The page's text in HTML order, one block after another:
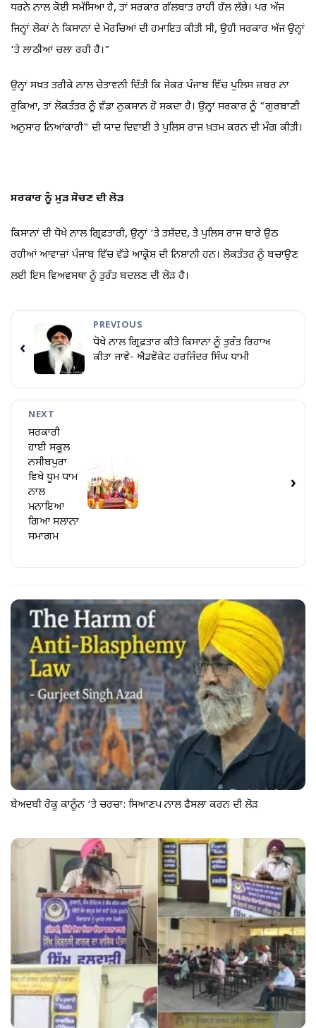
ਧਰਨੇ ਨਾਲ ਕੋਈ ਸਮੱਸਿਆ ਹੈ, ਤਾਂ ਸਰਕਾਰ ਗੱਲਬਾਤ ਰਾਹੀਂ ਹੱਲ ਲੱਭੇ। ਪਰ ਅੱਜ
ਜਿਨ੍ਹਾਂ ਲੋਕਾਂ ਨੇ ਕਿਸਾਨਾਂ ਦੇ ਮੋਰਚਿਆਂ ਦੀ ਹਮਾਇਤ ਕੀਤੀ ਸੀ, ਉਹੀ ਸਰਕਾਰ ਅੱਜ ਉਨ੍ਹਾਂ
'ਤੇ ਲਾਠੀਆਂ ਚਲਾ ਰਹੀ ਹੈ।"
ਉਨ੍ਹਾਂ ਸਖ਼ਤ ਤਰੀਕੇ ਨਾਲ ਚੇਤਾਵਨੀ ਦਿੱਤੀ ਕਿ ਜੇਕਰ ਪੰਜਾਬ ਵਿੱਚ ਪੁਲਿਸ ਜ਼ਬਰ ਨਾ
ਰੁਕਿਆ, ਤਾਂ ਲੋਕਤੰਤਰ ਨੂੰ ਵੱਡਾ ਨੁਕਸਾਨ ਹੋ ਸਕਦਾ ਹੈ। ਉਨ੍ਹਾਂ ਸਰਕਾਰ ਨੂੰ "ਗੁਰਬਾਣੀ
ਅਨੁਸਾਰ ਨਿਆਂਕਾਰੀ" ਦੀ ਯਾਦ ਦਿਵਾਈ ਤੇ ਪੁਲਿਸ ਰਾਜ ਖ਼ਤਮ ਕਰਨ ਦੀ ਮੰਗ ਕੀਤੀ।
ਸਰਕਾਰ ਨੂੰ ਮੁੜ ਸੋਚਣ ਦੀ ਲੋੜ
ਕਿਸਾਨਾਂ ਦੀ ਧੋਖੇ ਨਾਲ ਗ੍ਰਿਫ਼ਤਾਰੀ, ਉਨ੍ਹਾਂ ‘ਤੇ ਤਸ਼ੱਦਦ, ਤੇ ਪੁਲਿਸ ਰਾਜ ਬਾਰੇ ਉਠ
ਰਹੀਆਂ ਆਵਾਜ਼ਾਂ ਪੰਜਾਬ ਵਿੱਚ ਵੱਡੇ ਆਕ੍ਰੋਸ਼ ਦੀ ਨਿਸ਼ਾਨੀ ਹਨ। ਲੋਕਤੰਤਰ ਨੂੰ ਬਚਾਉਣ
ਲਈ ਇਸ ਵਿਅਵਸਥਾ ਨੂੰ ਤੁਰੰਤ ਬਦਲਣ ਦੀ ਲੋੜ ਹੈ।
‹
PREVIOUS
ਧੋਖੇ ਨਾਲ ਗ੍ਰਿਫ਼ਤਾਰ ਕੀਤੇ ਕਿਸਾਨਾਂ ਨੂੰ ਤੁਰੰਤ ਰਿਹਾਅ
ਕੀਤਾ ਜਾਵੇ- ਐਡਵੋਕੇਟ ਹਰਜਿੰਦਰ ਸਿੰਘ ਧਾਮੀ
NEXT
ਸਰਕਾਰੀ
ਹਾਈ ਸਕੂਲ
ਨਸੀਬਪੁਰਾ
ਵਿਖੇ ਧੂਮ ਧਾਮ
ਨਾਲ
ਮਨਾਇਆ
ਗਿਆ ਸਲਾਨਾ
ਸਮਾਗਮ
›
ਬੇਅਦਬੀ ਰੋਕੂ ਕਾਨੂੰਨ ‘ਤੇ ਚਰਚਾ: ਸਿਆਣਪ ਨਾਲ ਫੈਸਲਾ ਕਰਨ ਦੀ ਲੋੜ